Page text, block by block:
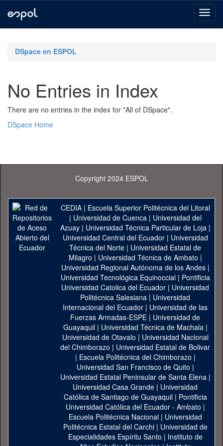
navigationDSpace en ESPOL
No Entries in Index
There are no entries in the index for "All of DSpace".
DSpace Home
Copyright 2024 ESPOL
CEDIA| Escuela Superior Politécnica del Litoral
| Universidad de Cuenca| Universidad del
Azuay| Universidad Técnica Particular de Loja|
Universidad Central del Ecuador| Universidad
Técnica del Norte | Universidad Estatal de
Milagro | Universidad Técnica de Ambato |
Universidad Regional Autónoma de los Andes|
Universidad Tecnológica Equinoccial| Pontificia
Universidad Catolica del Ecuador | Universidad
Politécnica Salesiana | Universidad
Internacional del Ecuador | Universidad de las
Fuerzas Armadas-ESPE | Universidad de
Guayaquil| Universidad Técnica de Machala|
Universidad de Otavalo | Universidad Nacional
del Chimborazo | Universidad Estatal de Bolivar
| Escuela Politécnica del Chimborazo |
Universidad San Francisco de Quito |
Universidad Estatal Peninsular de Santa Elena|
Universidad Casa Grande | Universidad
Católica de Santiago de Guayaquil| Pontificia
Universidad Católica del Ecuador - Ambato |
Escuela Politécnica Nacional| Universidad
Politécnica Estatal del Carchi| Universidad de
Especialidades Espíritu Santo | Instituto de